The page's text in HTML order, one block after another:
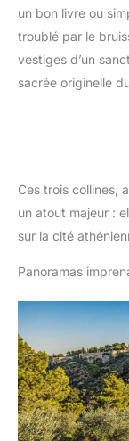
un bon livre ou
troublé par le
vestiges d’un
sacrée originelle
Ces trois collines,
un atout majeur :
sur la cité
Panoramas